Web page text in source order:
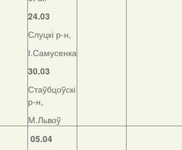
24.03
Слуцкі р-н,
І.Самусенка
30.03
Стаўбцоўскі
р-н,
М.Львоў
05.04